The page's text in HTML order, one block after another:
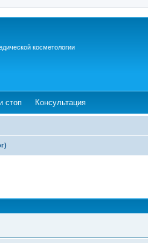
косметологии
стоп(Opens a new tab)
Консультация(Opens a new tab)